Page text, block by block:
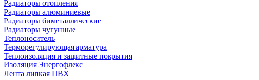
Радиаторы отопления
Радиаторы алюминиевые
Радиаторы биметаллические
Радиаторы чугунные
Теплоноситель
Терморегулирующая арматура
Теплоизоляция и защитные покрытия
Изоляция Энергофлекс
Лента липкая ПВХ